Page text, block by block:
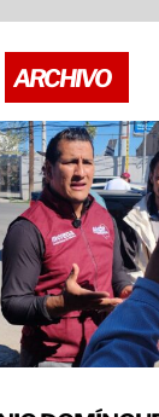
ARCHIVO